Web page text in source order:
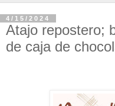
4/15/2024
Atajo repostero;
de caja de